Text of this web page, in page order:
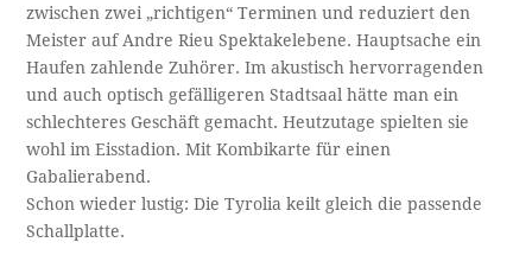
zwischen zwei „richtigen“ Terminen und reduziert den
Meister auf Andre Rieu Spektakelebene. Hauptsache ein
Haufen zahlende Zuhörer. Im akustisch hervorragenden
und auch optisch gefälligeren Stadtsaal hätte man ein
schlechteres Geschäft gemacht. Heutzutage spielten sie
wohl im Eisstadion. Mit Kombikarte für einen
Gabalierabend.
Schon wieder lustig: Die Tyrolia keilt gleich die passende
Schallplatte.